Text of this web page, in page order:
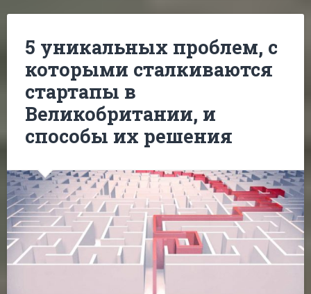
5 уникальных проблем, с
которыми сталкиваются
стартапы в
Великобритании, и
способы их решения